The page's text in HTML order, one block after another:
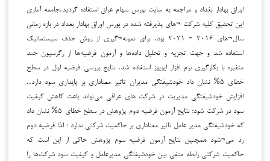
اوراق بهادار بغداد و مراجعه به سایت بورس سهام عراق استفاده گردید.جامعه آماری
این تحقیق کلیه شرکت ¬های پذیرفته‌ شده در بورس اوراق بهادار بغداد در بازه زمانی
سال¬های ۲۰۱۶ - ۲۰۲۱ بود. برای نمونه¬گیری از روش حذف سیستماتیک
استفاده شد و جهت تجزیه و تحلیل داده‌ها و آزمون فرضیه‌ها از رگرسیون جند
متغیره با بکارگیری نرم افزار ایویوز استفاده شد. نتایج بررسی فرضیه اول در سطح
خطای ۵% نشان داد خودشیفتگی مدیران تاثیر معناداری بر پایداری سود دارد..
افزایش خودشیفتگی مدیریت در شرکت ‌های عراقی می‌تواند باعث کاهش کیفیت
سود در شرکت شود؛ نتایج آزمون فرضیه دوم پژوهش در سطح خطای ۵% نشان داد
که خودشیفتگی مدیر عامل تاثیر معناداری بر حاکمیت شرکتی ندارد ؛ لذا فرضیه دوم
رد می¬شود همچنین نتایج آزمون فرضیه سوم پژوهش حاکی از این است که
حاکمیت شرکتی رابطه منفی بین خودشیفتگی مدیرعامل و کیفیت سود شرکت‌ها را